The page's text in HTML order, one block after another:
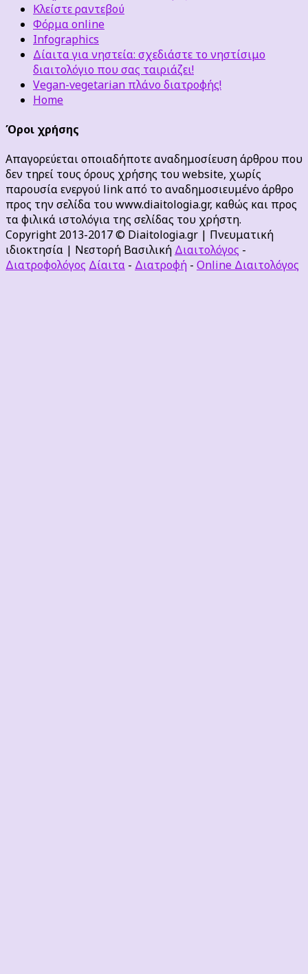
Κλείστε ραντεβού
Φόρμα online
Infographics
Δίαιτα για νηστεία: σχεδιάστε το νηστίσιμο
διαιτολόγιο που σας ταιριάζει!
Vegan-vegetarian πλάνο διατροφής!
Home
Όροι χρήσης
Απαγορεύεται οποιαδήποτε αναδημοσίευση άρθρου που
δεν τηρεί τους όρους χρήσης του website, χωρίς
παρουσία ενεργού link από το αναδημοσιευμένο άρθρο
προς την σελίδα του www.diaitologia.gr, καθώς και προς
τα φιλικά ιστολόγια της σελίδας του χρήστη.
Copyright 2013-2017 © Diaitologia.gr | Πνευματική
ιδιοκτησία | Νεστορή Βασιλική Διαιτολόγος -
Διατροφολόγος Δίαιτα - Διατροφή - Online Διαιτολόγος